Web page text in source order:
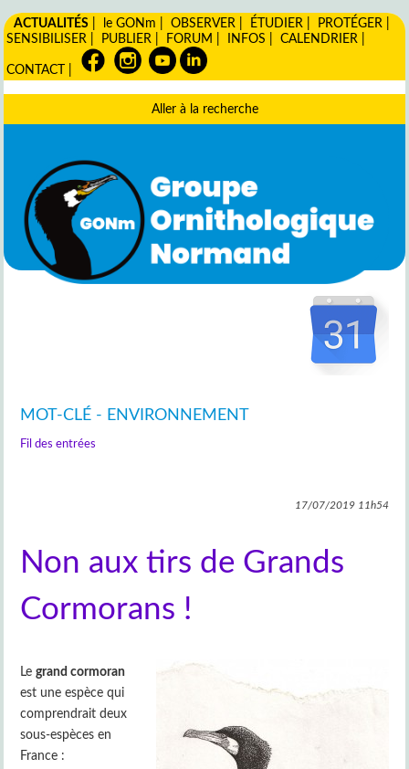
ACTUALITÉS le GONm |OBSERVER ÉTUDIER PROTÉGER
SENSIBILISER
PUBLIER FORUM INFOS |CALENDRIER
CONTACT
Aller à la recherche
MOT-CLÉ - ENVIRONNEMENT
Fil des entrées
17/07/201911h54
Non aux tirs de Grands
Cormorans !
Legrand cormoran
est une espèce qui
comprendrait deux
sous-espèces en
France :